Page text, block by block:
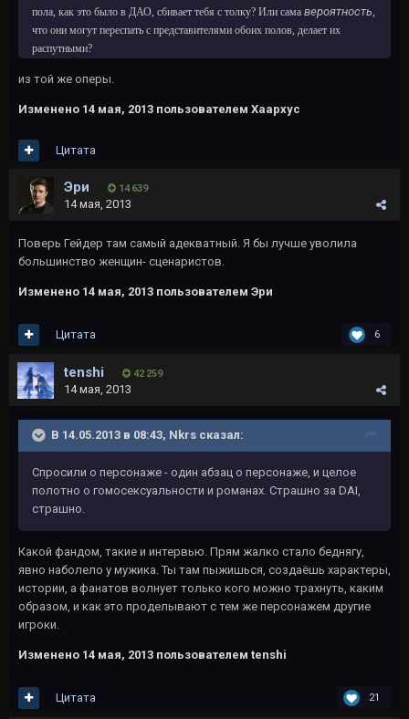
пола, как это было в ДАО, сбивает тебя с толку? Или сама вероятность,
что они могут переспать с представителями обоих полов, делает их
распутными?
из той же оперы.
Изменено 14 мая, 2013 пользователем Хаархус
Цитата
Эри 14 639
14 мая, 2013
Поверь Гейдер там самый адекватный. Я бы лучше уволила
большинство женщин- сценаристов.
Изменено 14 мая, 2013 пользователем Эри
6
Цитата
tеnshi 42 259
14 мая, 2013
В 14.05.2013 в 08:43, Nkrs сказал:
Спросили о персонаже - один абзац о персонаже, и целое
полотно о гомосексуальности и романах. Страшно за DAI,
страшно.
Какой фандом, такие и интервью. Прям жалко стало беднягу,
явно наболело у мужика. Ты там пыжишься, создаёшь характеры,
истории, а фанатов волнует только кого можно трахнуть, каким
образом, и как это проделывают с тем же персонажем другие
игроки.
Изменено 14 мая, 2013 пользователем tеnshi
21
Цитата